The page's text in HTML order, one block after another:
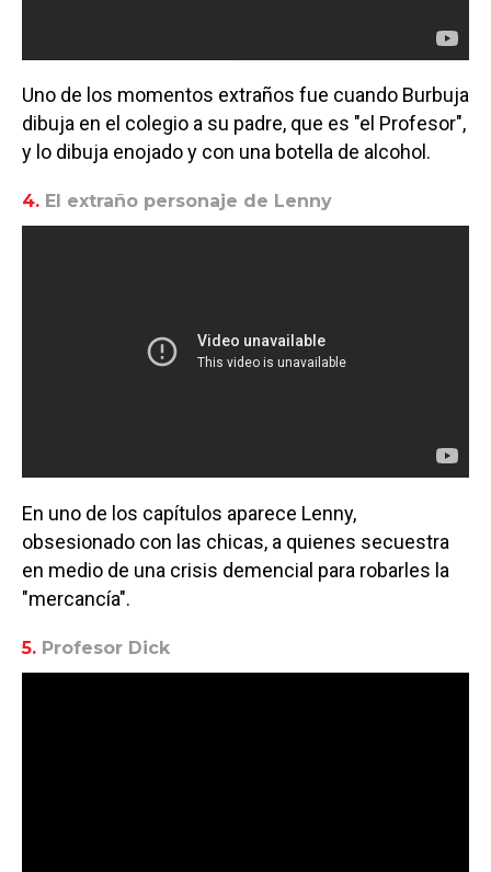
Uno de los momentos extraños fue cuando Burbuja
dibuja en el colegio a su padre, que es "el Profesor",
y lo dibuja enojado y con una botella de alcohol.
4. El extraño personaje de Lenny
En uno de los capítulos aparece Lenny,
obsesionado con las chicas, a quienes secuestra
en medio de una crisis demencial para robarles la
"mercancía".
5. Profesor Dick